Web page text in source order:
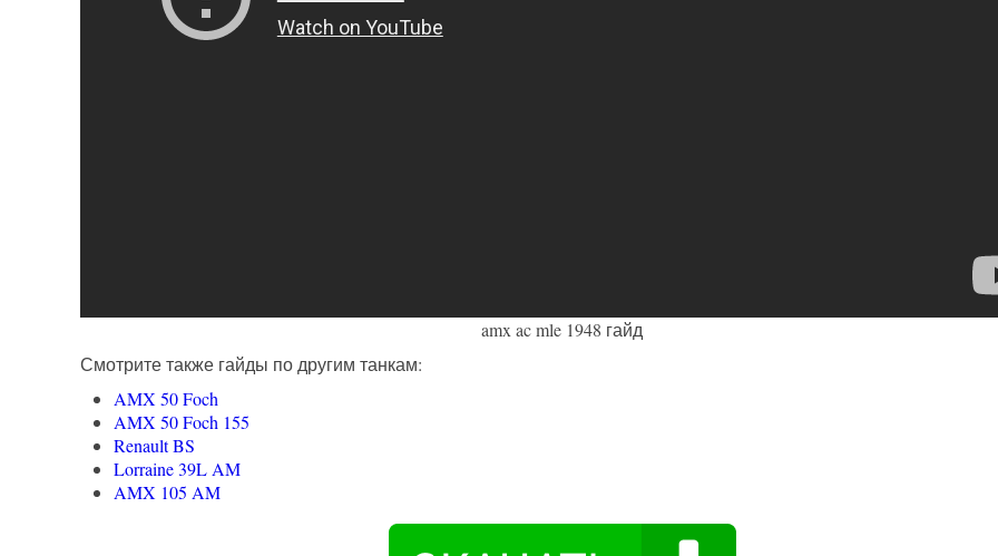
amx ac mle 1948 гайд
Смотрите также гайды по другим танкам:
AMX 50 Foch
AMX 50 Foch 155
Renault BS
Lorraine 39L AM
AMX 105 AM